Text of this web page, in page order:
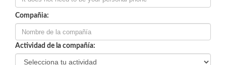
Compañia:
Actividad de la compañía: